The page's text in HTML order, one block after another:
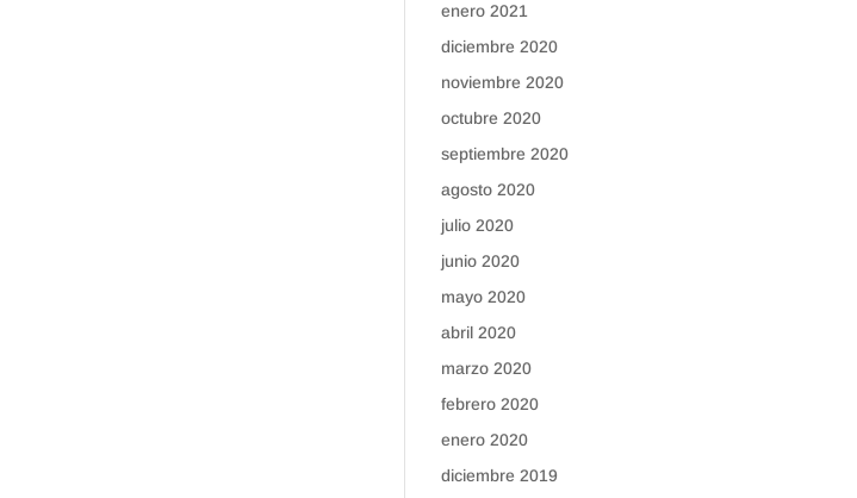
enero 2021
diciembre 2020
noviembre 2020
octubre 2020
septiembre 2020
agosto 2020
julio 2020
junio 2020
mayo 2020
abril 2020
marzo 2020
febrero 2020
enero 2020
diciembre 2019